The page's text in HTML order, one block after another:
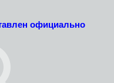
официально